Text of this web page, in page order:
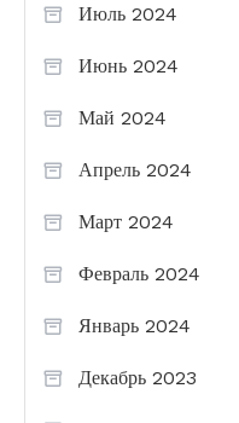
Июль 2024
Июнь 2024
Май 2024
Апрель 2024
Март 2024
Февраль 2024
Январь 2024
Декабрь 2023